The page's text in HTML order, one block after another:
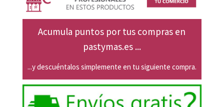
Acumula puntos por tus compras en
pastymas.es ...
...y descuéntalos simplemente en tu siguiente compra.